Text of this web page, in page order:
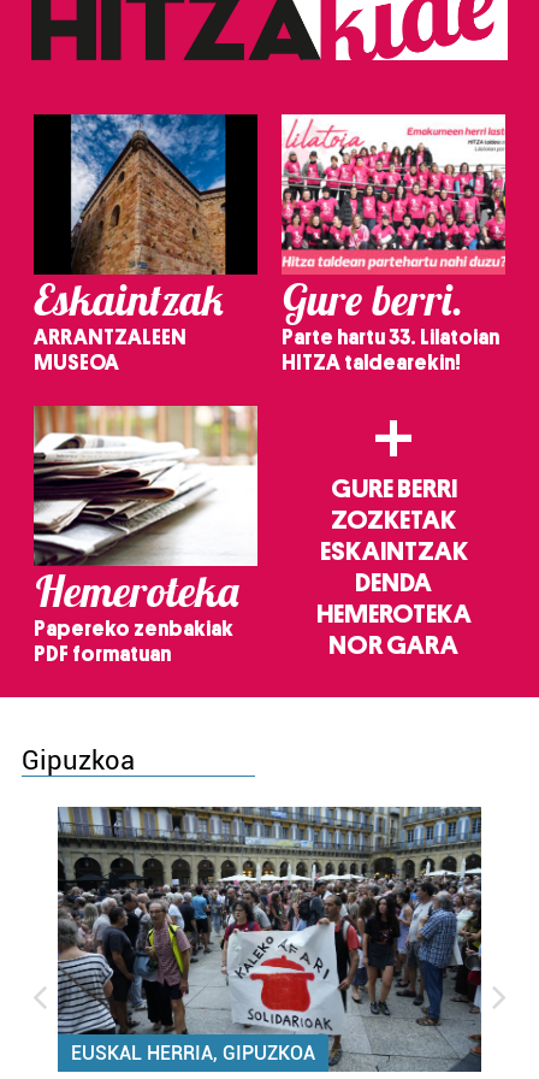
Eskaintzak
ARRANTZALEEN
MUSEOA
Gure berri.
Parte hartu 33. Lilatoian
HITZA taldearekin!
Hemeroteka
Papereko zenbakiak
PDF formatuan
+
GURE BERRI
ZOZKETAK
ESKAINTZAK
DENDA
HEMEROTEKA
NOR GARA
Gipuzkoa
EUSKAL HERRIA, GIPUZKOA